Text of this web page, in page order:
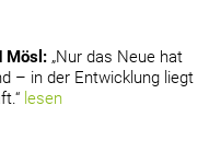
Mösl : „Nur das Neue hat
– in der Entwicklung liegt
lesen